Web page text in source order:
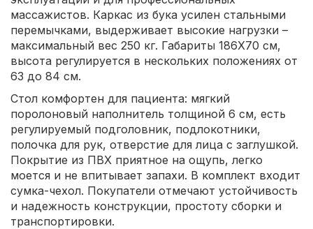
массажистов. Каркас из бука усилен стальными
перемычками, выдерживает высокие нагрузки –
максимальный вес 250 кг. Габариты 186X70 см,
высота регулируется в нескольких положениях от
63 до 84 см.
Стол комфортен для пациента: мягкий
поролоновый наполнитель толщиной 6 см, есть
регулируемый подголовник, подлокотники,
полочка для рук, отверстие для лица с заглушкой.
Покрытие из ПВХ приятное на ощупь, легко
моется и не впитывает запахи. В комплект входит
сумка-чехол. Покупатели отмечают устойчивость
и надежность конструкции, простоту сборки и
транспортировки.